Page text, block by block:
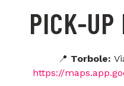
PICK-UP
📍 Torbole:
https://